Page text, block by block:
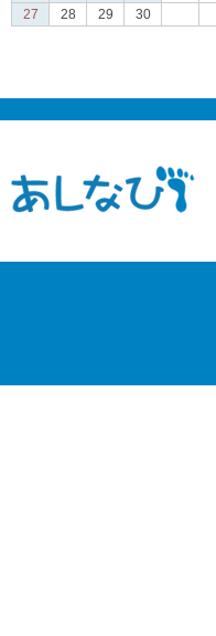
27
28 29 30